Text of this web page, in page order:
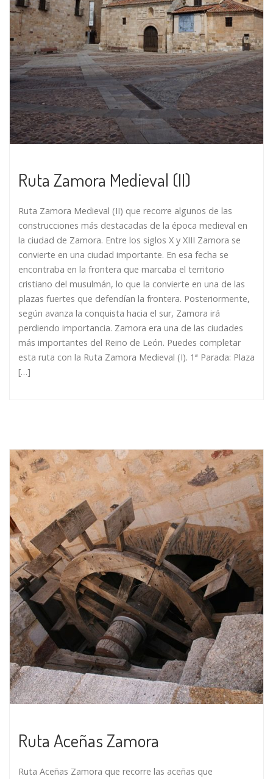
Ruta Zamora Medieval (II)
Ruta Zamora Medieval (II) que recorre algunos de las
construcciones más destacadas de la época medieval en
la ciudad de Zamora. Entre los siglos X y XIII Zamora se
convierte en una ciudad importante. En esa fecha se
encontraba en la frontera que marcaba el territorio
cristiano del musulmán, lo que la convierte en una de las
plazas fuertes que defendían la frontera. Posteriormente,
según avanza la conquista hacia el sur, Zamora irá
perdiendo importancia. Zamora era una de las ciudades
más importantes del Reino de León. Puedes completar
esta ruta con la Ruta Zamora Medieval (I). 1ª Parada: Plaza
[…]
Ruta Aceñas Zamora
Ruta Aceñas Zamora que recorre las aceñas que